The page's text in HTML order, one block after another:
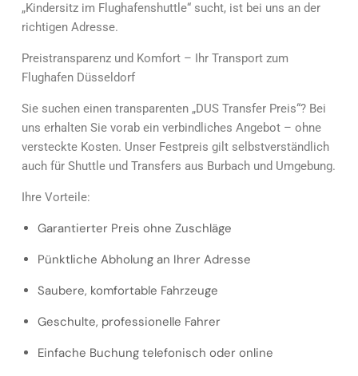
„Kindersitz im Flughafenshuttle“ sucht, ist bei uns an der
richtigen Adresse.
Preistransparenz und Komfort – Ihr Transport zum
Flughafen Düsseldorf
Sie suchen einen transparenten „DUS Transfer Preis“? Bei
uns erhalten Sie vorab ein verbindliches Angebot – ohne
versteckte Kosten. Unser Festpreis gilt selbstverständlich
auch für Shuttle und Transfers aus Burbach und Umgebung.
Ihre Vorteile:
Garantierter Preis ohne Zuschläge
Pünktliche Abholung an Ihrer Adresse
Saubere, komfortable Fahrzeuge
Geschulte, professionelle Fahrer
Einfache Buchung telefonisch oder online